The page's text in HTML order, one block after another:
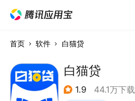
首页 软件 白猫贷
白猫贷
1.9 44.1万下载